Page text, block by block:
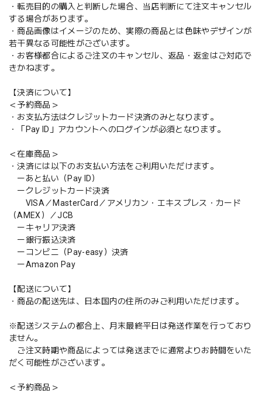
・転売目的の購入と判断した場合、当店判断にて注文キャンセル
する場合があります。
・商品画像はイメージのため、実際の商品とは色味やデザインが
若干異なる可能性がございます。
・お客様都合によるご注文のキャンセル、返品・返金はご対応で
きかねます。
【決済について】
＜予約商品＞
・お支払方法はクレジットカード決済のみとなります。
・「Pay ID」アカウントへのログインが必須となります。
＜在庫商品＞
・決済には以下のお支払い方法をご利用いただけます。
ーあと払い（Pay ID）
ークレジットカード決済
VISA／MasterCard／アメリカン・エキスプレス・カード
（AMEX）／JCB
ーキャリア決済
ー銀行振込決済
ーコンビニ（Pay-easy）決済
ーAmazon Pay
【配送について】
・商品の配送先は、日本国内の住所のみご利用いただけます。
※配送システムの都合上、月末最終平日は発送作業を行っており
ません。
ご注文時期や商品によっては発送までに通常よりお時間をいた
だく可能性がございます。
＜予約商品＞